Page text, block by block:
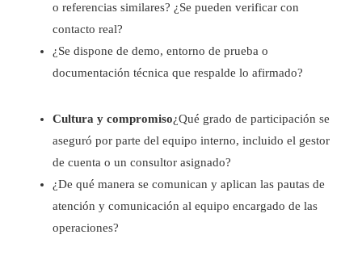
o referencias similares? ¿Se pueden verificar con
contacto real?
¿Se dispone de demo, entorno de prueba o
documentación técnica que respalde lo afirmado?
Cultura y compromiso¿Qué grado de participación se
aseguró por parte del equipo interno, incluido el gestor
de cuenta o un consultor asignado?
¿De qué manera se comunican y aplican las pautas de
atención y comunicación al equipo encargado de las
operaciones?